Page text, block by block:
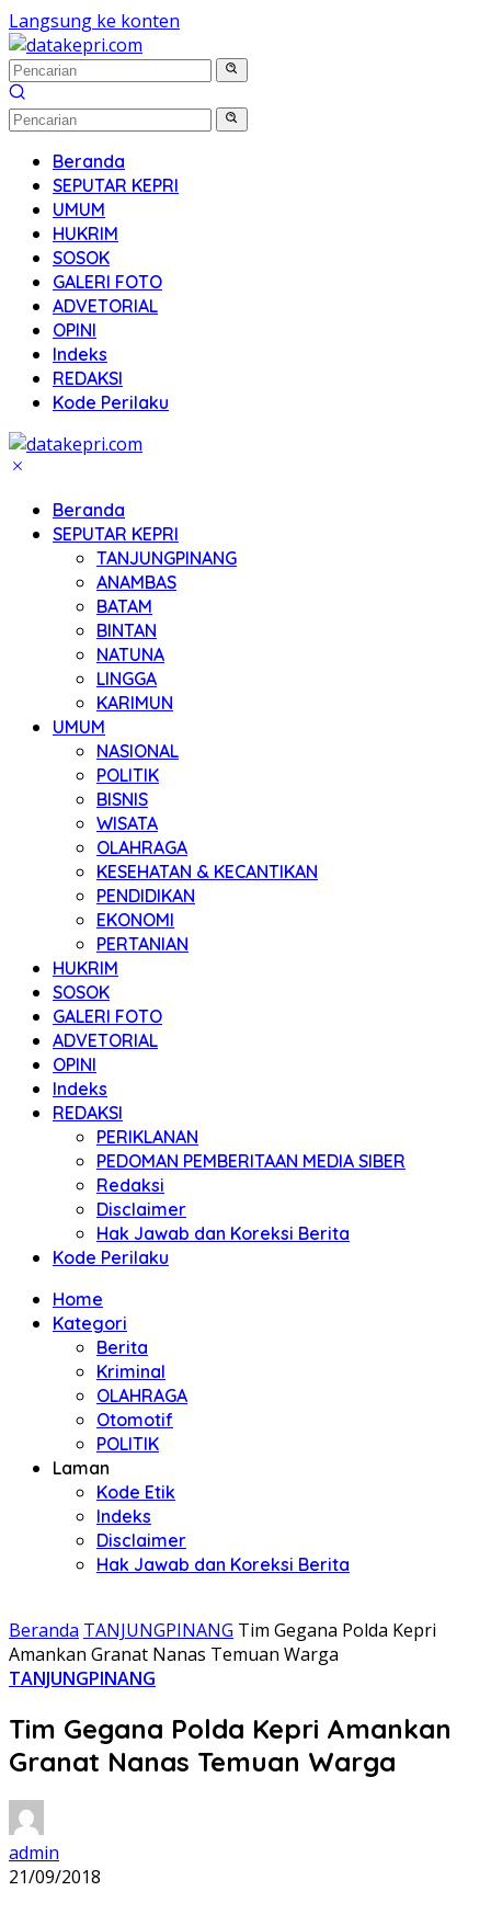
Langsung ke konten
Beranda
SEPUTAR KEPRI
UMUM
HUKRIM
SOSOK
GALERI FOTO
ADVETORIAL
OPINI
Indeks
REDAKSI
Kode Perilaku
Beranda
SEPUTAR KEPRI
TANJUNGPINANG
ANAMBAS
BATAM
BINTAN
NATUNA
LINGGA
KARIMUN
UMUM
NASIONAL
POLITIK
BISNIS
WISATA
OLAHRAGA
KESEHATAN & KECANTIKAN
PENDIDIKAN
EKONOMI
PERTANIAN
HUKRIM
SOSOK
GALERI FOTO
ADVETORIAL
OPINI
Indeks
REDAKSI
PERIKLANAN
PEDOMAN PEMBERITAAN MEDIA SIBER
Redaksi
Disclaimer
Hak Jawab dan Koreksi Berita
Kode Perilaku
Home
Kategori
Berita
Kriminal
OLAHRAGA
Otomotif
POLITIK
Laman
Kode Etik
Indeks
Disclaimer
Hak Jawab dan Koreksi Berita
Beranda TANJUNGPINANG Tim Gegana Polda Kepri
Amankan Granat Nanas Temuan Warga
TANJUNGPINANG
Tim Gegana Polda Kepri Amankan
Granat Nanas Temuan Warga
admin
21/09/2018